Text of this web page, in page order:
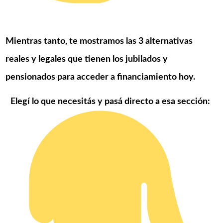
Mientras tanto, te mostramos las 3 alternativas
reales y legales que tienen los jubilados y
pensionados para acceder a financiamiento hoy.
Elegí lo que necesitás y pasá directo a esa sección: